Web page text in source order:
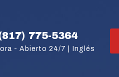
775-5364
- Abierto 24/7 | Inglés